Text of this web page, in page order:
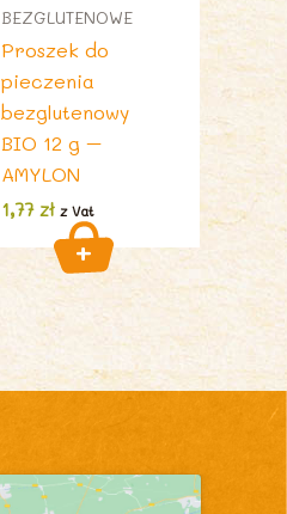
BEZGLUTENOWE
Proszek do
pieczenia
bezglutenowy
BIO 12 g –
AMYLON
1,77zł z Vat